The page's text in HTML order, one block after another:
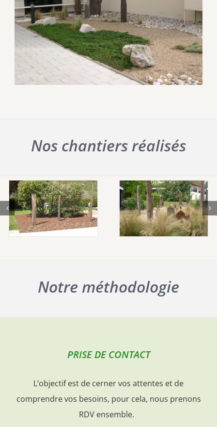
Nos chantiers réalisés
Notre méthodologie
PRISE DE CONTACT
L’objectif est de cerner vos attentes et de
comprendre vos besoins, pour cela, nous prenons
RDV ensemble.